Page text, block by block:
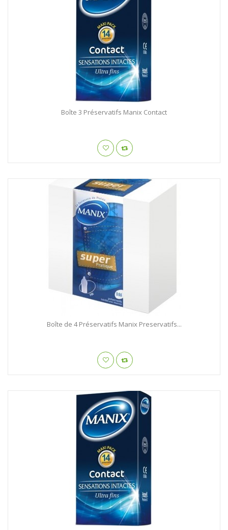
Boîte 3 Préservatifs Manix Contact
Boîte de 4 Préservatifs Manix Preservatifs...